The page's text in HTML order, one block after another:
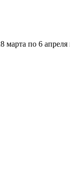
марта по 6